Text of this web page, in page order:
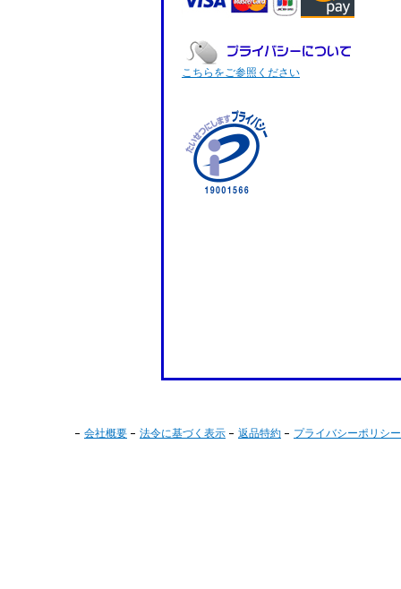
こちらをご参照ください
会社概要 法令に基づく表示 返品特約 プライバシーポリシー